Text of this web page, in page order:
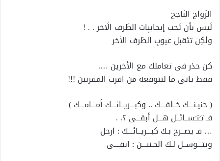
الزَواج النَاجح
لَيس بأن تَحب إيجابيِات الطَرف الَاخر . . !
ولَكِن تتَقبل عيوبِ الطَرف الأخر
كن حذر فى تعاملك مع الأخرين ….
فقط ياتى ما لتتوقعه من اقرب المقربين !!!
( حنيـنـــك خــلفـــك .. وكبـــريــائـــك أمـــامـــك )
فـ تـَتـَســائــل هـــل أبقـــى ؟. .
… فـ يصــرخ بـك كبـــريــائـــك : ارحل
ويتـــوســل لـك الحـنيـــن : ابقــــى